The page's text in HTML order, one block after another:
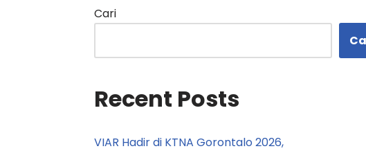
Cari
Recent Posts
VIAR Hadir di KTNA Gorontalo 2026,